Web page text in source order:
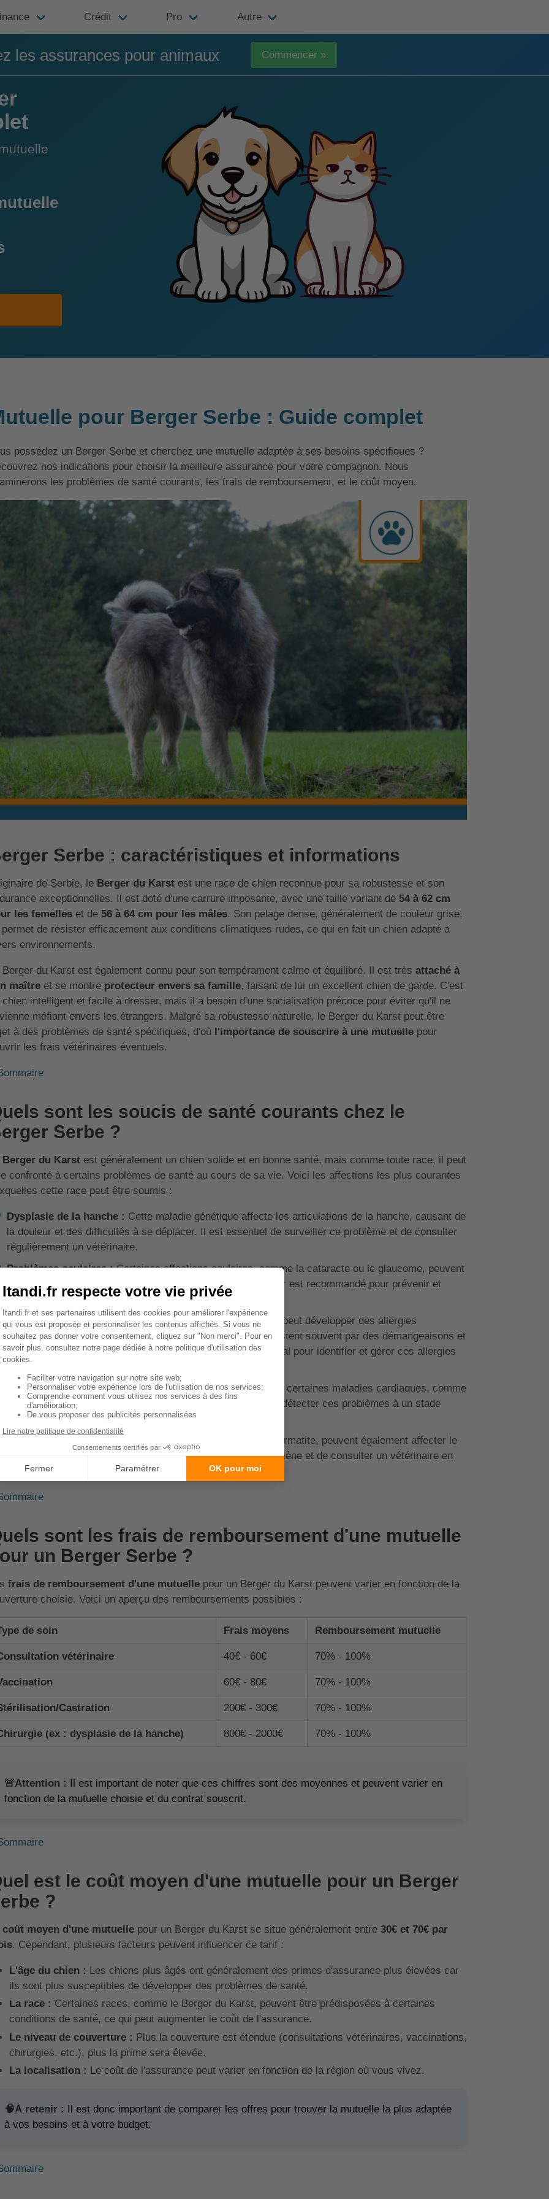
Crédit Pro Autre
les assurances pour animaux Commencer »
pour Berger Serbe : Guide complet
possédez un Berger Serbe et cherchez une mutuelle adaptée à ses besoins spécifiques ?
nos indications pour choisir la meilleure assurance pour votre compagnon. Nous
les problèmes de santé courants, les frais de remboursement, et le coût moyen.
Serbe : caractéristiques et informations
de Serbie, le Berger du Karstest une race de chien reconnue pour sa robustesse et son
exceptionnelles. Il est doté d'une carrure imposante, avec une taille variant de 54 à 62 cm
les femelleset de 56 à 64 cm pour les mâles. Son pelage dense, généralement de couleur grise,
permet de résister efficacement aux conditions climatiques rudes, ce qui en fait un chien adapté à
environnements.
Berger du Karst est également connu pour son tempérament calme et équilibré. Il est très attaché à
maîtreet se montre protecteur envers sa famille, faisant de lui un excellent chien de garde. C'est
chien intelligent et facile à dresser, mais il a besoin d'une socialisation précoce pour éviter qu'il ne
méfiant envers les étrangers. Malgré sa robustesse naturelle, le Berger du Karst peut être
à des problèmes de santé spécifiques, d'où l'importance de souscrire à une mutuellepour
les frais vétérinaires éventuels.
sont les soucis de santé courants chez le
Serbe ?
Berger du Karstest généralement un chien solide et en bonne santé, mais comme toute race, il peut
confronté à certains problèmes de santé au cours de sa vie. Voici les affections les plus courantes
cette race peut être soumis :
Dysplasie de la hanche : Cette maladie génétique affecte les articulations de la hanche, causant de
la douleur et des difficultés à se déplacer. Il est essentiel de surveiller ce problème et de consulter
régulièrement un vétérinaire.
Problèmes oculaires :Certaines affections oculaires, comme la cataracte ou le glaucome, peuvent
affecter le Berger du Karst. Un suivi ophtalmologique régulier est recommandé pour prévenir et
traiter ces conditions.
Allergies :Comme beaucoup de chiens, le Berger du Karst peut développer des allergies
alimentaires ou environnementales. Ces allergies se manifestent souvent par des démangeaisons et
des irritations de la peau. Un diagnostic vétérinaire est crucial pour identifier et gérer ces allergies
Problèmes cardiaques :Cette race peut être prédisposée à certaines maladies cardiaques, comme
la cardiomyopathie. Des examens réguliers peuvent aider à détecter ces problèmes à un stade
précoce.
Les affections cutanées, comme la dermatite, peuvent également affecter le
Berger du Karst. Il est important de maintenir une bonne hygiène et de consulter un vétérinaire en
cas de symptômes cutanés.
sont les frais de remboursement d'une mutuelle
un Berger Serbe ?
frais de remboursement d'une mutuellepour un Berger du Karst peuvent varier en fonction de la
choisie. Voici un aperçu des remboursements possibles :
de soin Frais moyens Remboursement mutuelle
vétérinaire 40€ - 60€ 70% - 100%
60€ - 80€ 70% - 100%
Castration 200€ - 300€ 70% - 100%
(ex : dysplasie de la hanche) 800€ - 2000€ 70% - 100%
🚨Attention : Il est important de noter que ces chiffres sont des moyennes et peuvent varier en
fonction de la mutuelle choisie et du contrat souscrit.
est le coût moyen d'une mutuelle pour un Berger
?
coût moyen d'une mutuellepour un Berger du Karst se situe généralement entre 30€ et 70€ par
. Cependant, plusieurs facteurs peuvent influencer ce tarif :
L'âge du chien : Les chiens plus âgés ont généralement des primes d'assurance plus élevées car
ils sont plus susceptibles de développer des problèmes de santé.
La race : Certaines races, comme le Berger du Karst, peuvent être prédisposées à certaines
conditions de santé, ce qui peut augmenter le coût de l'assurance.
Le niveau de couverture : Plus la couverture est étendue (consultations vétérinaires, vaccinations,
chirurgies, etc.), plus la prime sera élevée.
La localisation : Le coût de l'assurance peut varier en fonction de la région où vous vivez.
🧠À retenir :
Il est donc important de comparer les offres pour trouver la mutuelle la plus adaptée
à vos besoins et à votre budget.